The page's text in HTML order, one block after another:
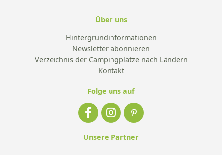
Über uns
Hintergrundinformationen
Newsletter abonnieren
Verzeichnis der Campingplätze nach Ländern
Kontakt
Folge uns auf
Unsere Partner